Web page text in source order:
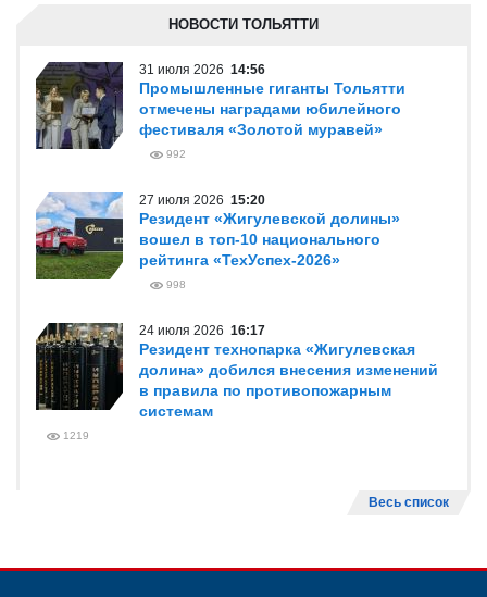
НОВОСТИ ТОЛЬЯТТИ
31 июля 2026 14:56
Промышленные гиганты Тольятти
отмечены наградами юбилейного
фестиваля «Золотой муравей»
992
27 июля 2026 15:20
Резидент «Жигулевской долины»
вошел в топ-10 национального
рейтинга «ТехУспех-2026»
998
24 июля 2026 16:17
Резидент технопарка «Жигулевская
долина» добился внесения изменений
в правила по противопожарным
системам
1219
Весь список